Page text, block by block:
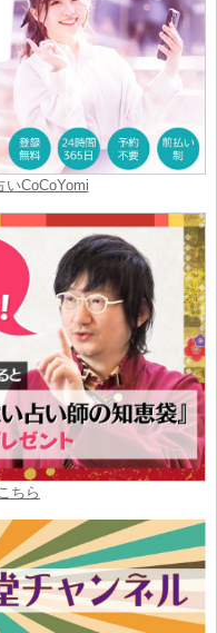
いCoCoYomi
ちら